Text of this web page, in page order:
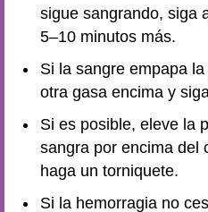
sigue sangrando, siga
5–10 minutos más.
Si la sangre empapa
otra gasa encima y
Si es posible, eleve la
sangra por encima del
haga un torniquete.
Si la hemorragia no